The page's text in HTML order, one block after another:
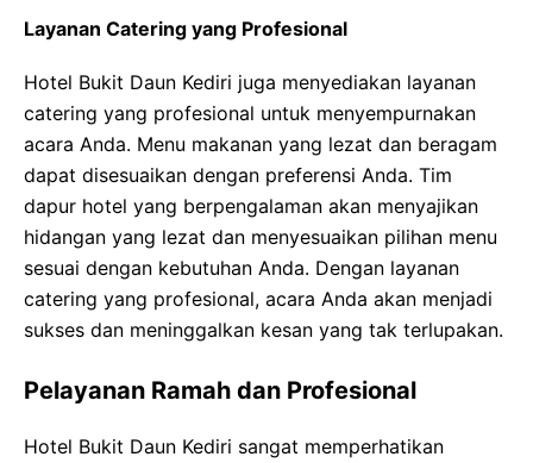
Layanan Catering yang Profesional
Hotel Bukit Daun Kediri juga menyediakan layanan
catering yang profesional untuk menyempurnakan
acara Anda. Menu makanan yang lezat dan beragam
dapat disesuaikan dengan preferensi Anda. Tim
dapur hotel yang berpengalaman akan menyajikan
hidangan yang lezat dan menyesuaikan pilihan menu
sesuai dengan kebutuhan Anda. Dengan layanan
catering yang profesional, acara Anda akan menjadi
sukses dan meninggalkan kesan yang tak terlupakan.
Pelayanan Ramah dan Profesional
Hotel Bukit Daun Kediri sangat memperhatikan